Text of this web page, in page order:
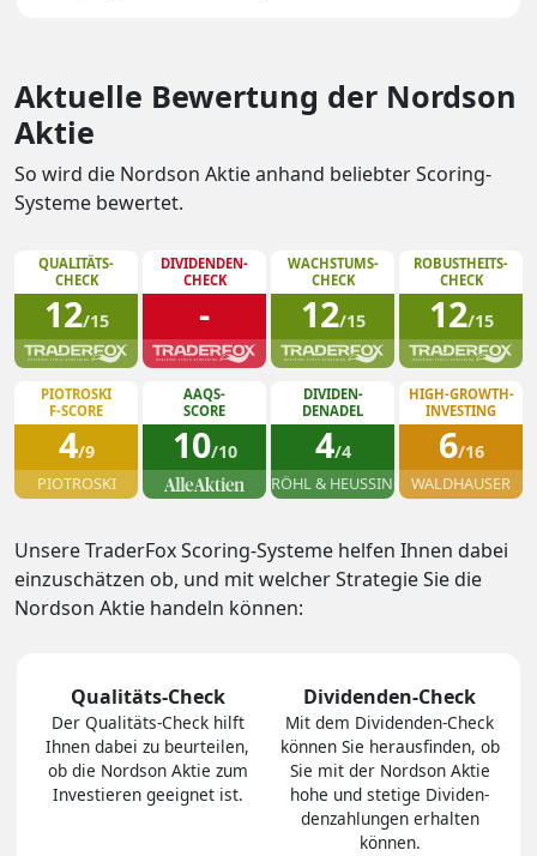
Aktuelle Bewertung der Nordson
Aktie
So wird die Nordson Aktie anhand beliebter Scoring-
Systeme bewertet.
QUALITÄTS-
CHECK
12/15
DIVIDENDEN-
CHECK
-
WACHSTUMS-
CHECK
12/15
ROBUSTHEITS-
CHECK
12/15
PIOTROSKI
F-SCORE
4/9
PIOTROSKI
AAQS-
SCORE
10/10
DIVIDEN-
DENADEL
4/4
RÖHL & HEUSSINGER
HIGH-GROWTH-
INVESTING
6/16
WALDHAUSER
Unsere TraderFox Scoring-Systeme helfen Ihnen dabei
einzuschätzen ob, und mit welcher Strategie Sie die
Nordson Aktie handeln können:
Qualitäts-Check
Der Quali­täts-Check hilft
Ihnen dabei zu be­ur­tei­len,
ob die Nordson Aktie zum
In­ves­tie­ren geeig­net ist.
Dividenden-Check
Mit dem Divi­den­den-Check
können Sie heraus­finden, ob
Sie mit der Nordson Aktie
hohe und stetige Divi­den­
den­zah­lungen er­hal­ten
können.